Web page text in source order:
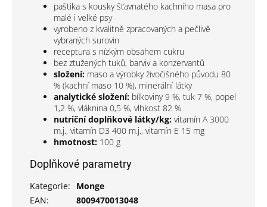
paštika s kousky šťavnatého kachního masa pro
malé i velké psy
vyrobeno z kvalitně zpracovaných a pečlivě
vybraných surovin
receptura s nízkým obsahem cukru
bez ztužených tuků, barviv a konzervantů
složení: maso a výrobky živočišného původu 80
% (kachní maso 10 %), minerální látky
analytické složení: bílkoviny 9 %, tuk 7 %, popel
1,2 %, vláknina 0,5 %, vlhkost 82 %
nutriční doplňkové látky/kg: vitamín A 3000
m.j., vitamín D3 400 m.j., vitamín E 15 mg
hmotnost: 100 g
Doplňkové parametry
Kategorie:
Monge
EAN: 8009470013048